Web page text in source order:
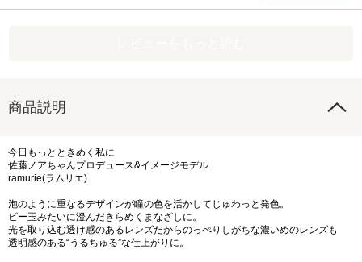
商品説明
今日もっとときめく私に
佐藤ノアちゃんプロデュース&イメージモデル
ramurie(ラムリエ)
泡のように重なるデザインが瞳の色を活かしてじゅわっと発色。
ビー玉みたいに澄んだきらめくまなざしに。
光を取り込む透け感のあるレンズだからのっぺりしがちな濃いめのレンズも
透明感のある“うるちゅる”な仕上がりに。